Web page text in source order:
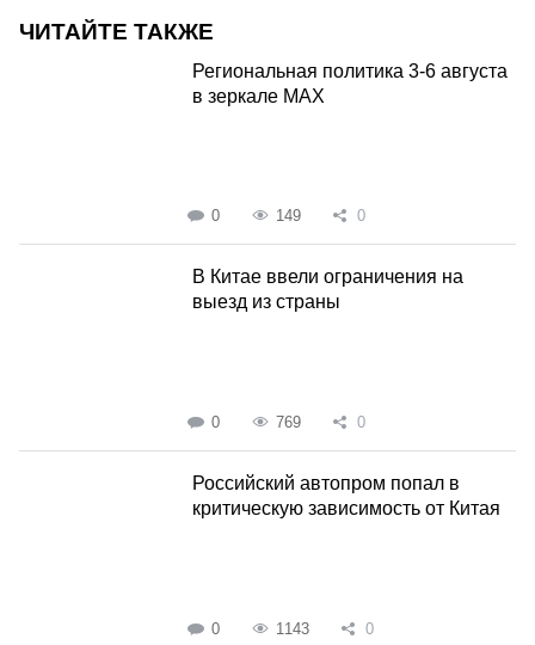
ЧИТАЙТЕ ТАКЖЕ
Региональная политика 3-6 августа
в зеркале MAX
0 149 0
В Китае ввели ограничения на
выезд из страны
0 769 0
Российский автопром попал в
критическую зависимость от Китая
0 1143 0